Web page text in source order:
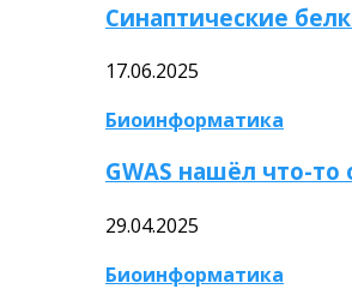
Синаптические
17.06.2025
Биоинформатика
GWAS нашёл что-
29.04.2025
Биоинформатика